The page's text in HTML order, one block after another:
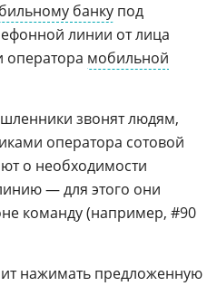
банку под
линии от лица
оператора мобильной
звонят людям,
оператора сотовой
о необходимости
— для этого они
команду (например, #90
нажимать предложенную